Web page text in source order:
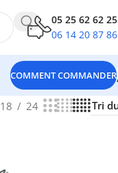
05 25 62 62 25
06 14 20 87 86
COMMENT COMMANDER
18 24